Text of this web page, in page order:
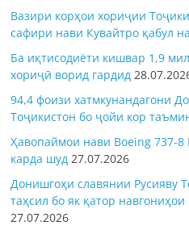
Вазири корҳои хориҷии
сафири нави Кувайтро қабул
Ба иқтисодиёти кишвар 1,9
хориҷӣ ворид гардид
94,4 фоизи хатмкунандагони
Тоҷикистон бо ҷойи кор
Ҳавопаймои нави Boeing 737-8
карда шуд 27.07.2026
Донишгоҳи славянии Русияву
таҳсил бо як қатор
27.07.2026